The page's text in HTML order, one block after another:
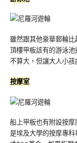
雖然跟其他豪華郵輪
頂樓甲板該有的游泳
不算大，但讓大人小
按摩室
船上甲板也有附設按
是埃及大學的按摩專